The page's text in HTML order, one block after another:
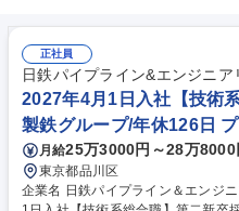
正社員
日鉄パイプライン&エンジニア
2027年4月1日入社【技術
製鉄グループ/年休126日
月給25万3000円～28万8000
東京都品川区
企業名 日鉄パイプライン＆エンジニアリング